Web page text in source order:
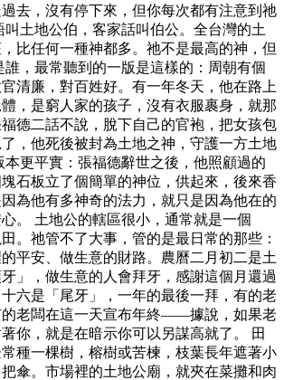
去，沒有停下來，但你每次都有注意到祂
土地公伯，客家話叫伯公。全台灣的土
比任何一種神都多。祂不是最高的神，但
誰，最常聽到的一版是這樣的：周朝有個
清廉，對百姓好。有一年冬天，他在路上
，是窮人家的孩子，沒有衣服裹身，就那
德二話不說，脫下自己的官袍，把女孩包
，他死後被封為土地之神，守護一方土地
本更平實：張福德辭世之後，他照顧過的
石板立了個簡單的神位，供起來，後來香
為他有多神奇的法力，就只是因為他在的
。 土地公的轄區很小，通常就是一個
。祂管不了大事，管的是最日常的那些：
平安、做生意的財路。農曆二月初二是土
」，做生意的人會拜牙，感謝這個月還過
六是「尾牙」，一年的最後一拜，有的老
的老闆在這一天宣布年終——據說，如果老
你，就是在暗示你可以另謀高就了。 田
種一棵樹，榕樹或苦楝，枝葉長年遮著小
傘。市場裡的土地公廟，就夾在菜攤和肉